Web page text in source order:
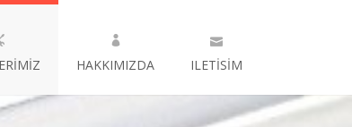
HAKKIMIZDA ILETİSİM